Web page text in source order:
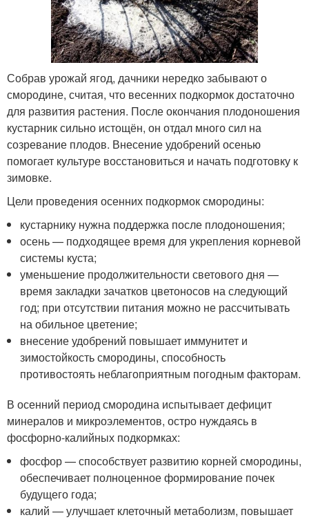
Собрав урожай ягод, дачники нередко забывают о
смородине, считая, что весенних подкормок достаточно
для развития растения. После окончания плодоношения
кустарник сильно истощён, он отдал много сил на
созревание плодов. Внесение удобрений осенью
помогает культуре восстановиться и начать подготовку к
зимовке.
Цели проведения осенних подкормок смородины:
кустарнику нужна поддержка после плодоношения;
осень — подходящее время для укрепления корневой
системы куста;
уменьшение продолжительности светового дня —
время закладки зачатков цветоносов на следующий
год; при отсутствии питания можно не рассчитывать
на обильное цветение;
внесение удобрений повышает иммунитет и
зимостойкость смородины, способность
противостоять неблагоприятным погодным факторам.
В осенний период смородина испытывает дефицит
минералов и микроэлементов, остро нуждаясь в
фосфорно-калийных подкормках:
фосфор — способствует развитию корней смородины,
обеспечивает полноценное формирование почек
будущего года;
калий — улучшает клеточный метаболизм, повышает